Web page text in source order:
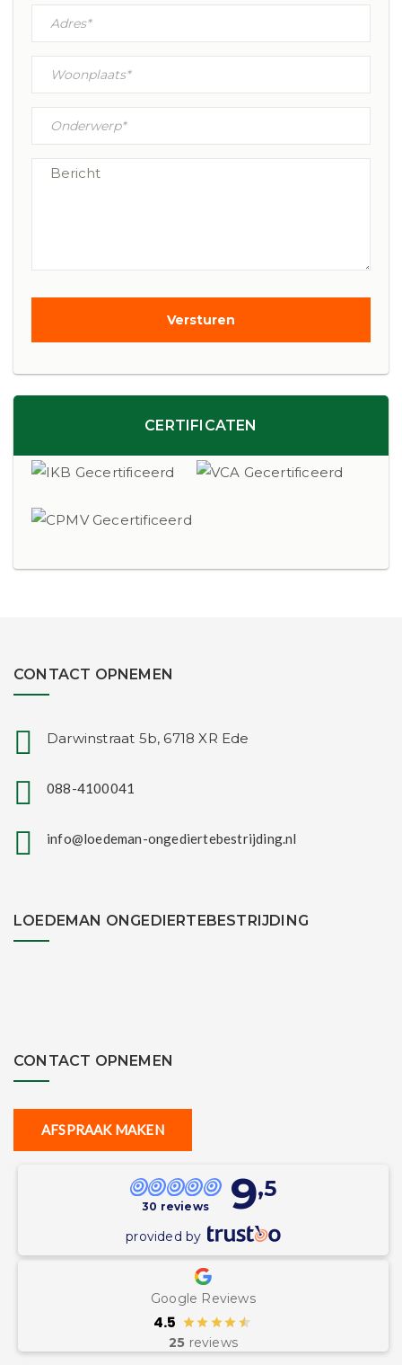
CERTIFICATEN
CONTACT OPNEMEN
Darwinstraat 5b, 6718 XR Ede
088-4100041
info@loedeman-ongediertebestrijding.nl
LOEDEMAN ONGEDIERTEBESTRIJDING
CONTACT OPNEMEN
AFSPRAAK MAKEN
30 reviews 9,5
provided by
Google Reviews
4.5
25 reviews